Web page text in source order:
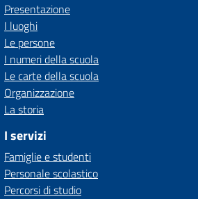
Presentazione
I luoghi
Le persone
I numeri della scuola
Le carte della scuola
Organizzazione
La storia
I servizi
Famiglie e studenti
Personale scolastico
Percorsi di studio